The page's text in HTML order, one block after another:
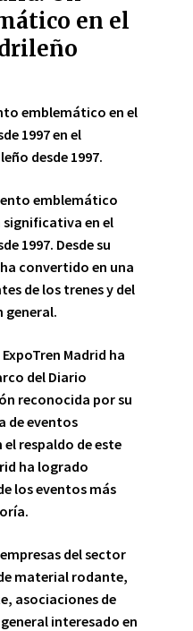
en el
emblemático en el
1997 en el
desde 1997.
emblemático
significativa en el
1997. Desde su
convertido en una
de los trenes y del
Madrid ha
del Diario
reconocida por su
de eventos
respaldo de este
ha logrado
los eventos más
del sector
material rodante,
asociaciones de
interesado en